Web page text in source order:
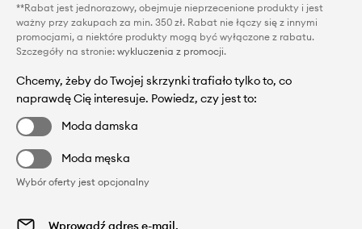
**Rabat jest jednorazowy, obejmuje nieprzecenione produkty i jest
ważny przy zakupach za min. 350 zł. Rabat nie łączy się z innymi
promocjami, a niektóre produkty mogą być wyłączone z rabatu.
Szczegóły na stronie: wykluczenia z promocji.
Chcemy, żeby do Twojej skrzynki trafiało tylko to, co
naprawdę Cię interesuje. Powiedz, czy jest to:
Moda damska
Moda męska
Wybór oferty jest opcjonalny